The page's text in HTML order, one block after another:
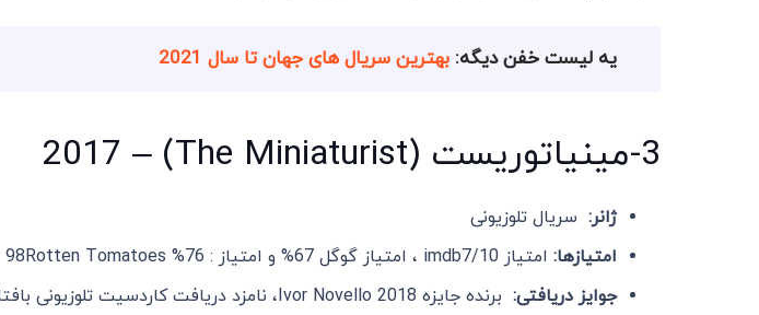
یه لیست خفن دیگه: بهترین سریال های جهان تا سال 2021
3-مینیاتوریست (The Miniaturist) – 2017
ژانر: سریال تلوزیونی
امتیازها: امتیاز imdb7/10 ، امتیاز گوگل 67% و امتیاز : 76% 98Rotten Tomatoes
جوایز دریافتی: برنده جایزه Ivor Novello 2018، نامزد دریافت کاردسیت تلوزیونی بافتا 2018